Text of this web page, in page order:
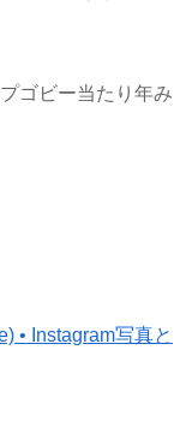
ゴビー当たり年み
• Instagram写真と